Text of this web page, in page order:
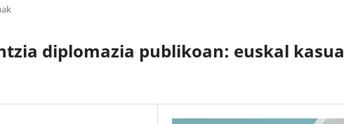
diplomazia publikoan: euskal kasua